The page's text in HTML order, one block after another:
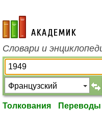
academic.ru
Словари и
Толкования Переводы